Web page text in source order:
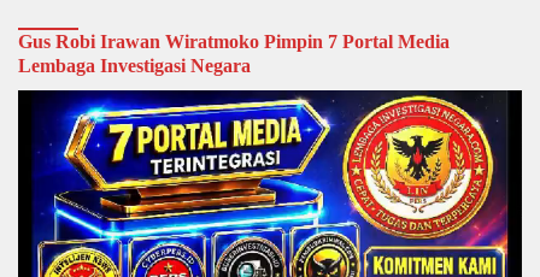
Gus Robi Irawan Wiratmoko Pimpin 7 Portal Media
Lembaga Investigasi Negara
Video
Player